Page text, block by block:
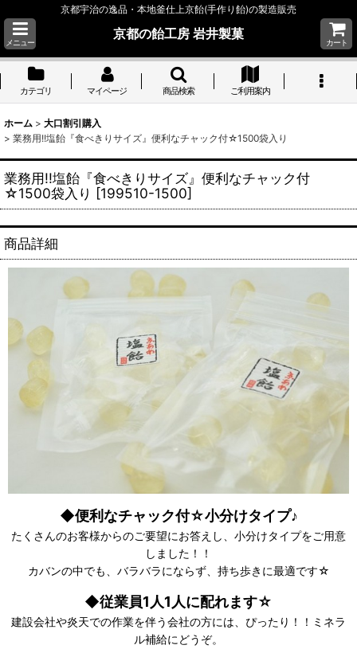
京都宇治の逸品・本地釜仕上京飴(手作り飴)の製造販売
メニュー
京都の飴工房 岩井製菓
カート
カテゴリ マイページ 商品検索 ご利用案内
ホーム > 大口割引購入
> 業務用!!塩飴『食べきりサイズ』便利なチャック付☆1500袋入り
業務用!!塩飴『食べきりサイズ』便利なチャック付
☆1500袋入り [199510-1500]
商品詳細
◆便利なチャック付☆小分けタイプ♪
たくさんのお客様からのご要望にお答えし、小分けタイプをご用意
しました！！
カバンの中でも、バラバラにならず、持ち歩きに最適です☆
◆従業員1人1人に配れます☆
建設会社や炎天での作業を伴う会社の方には、ぴったり！！ミネラ
ル補給にどうぞ。